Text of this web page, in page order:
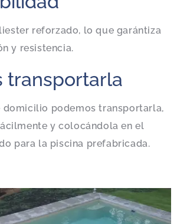
reforzado, lo que garántiza
y resistencia.
transportarla
domicilio podemos transportarla,
y colocándola en el
para la piscina prefabricada.